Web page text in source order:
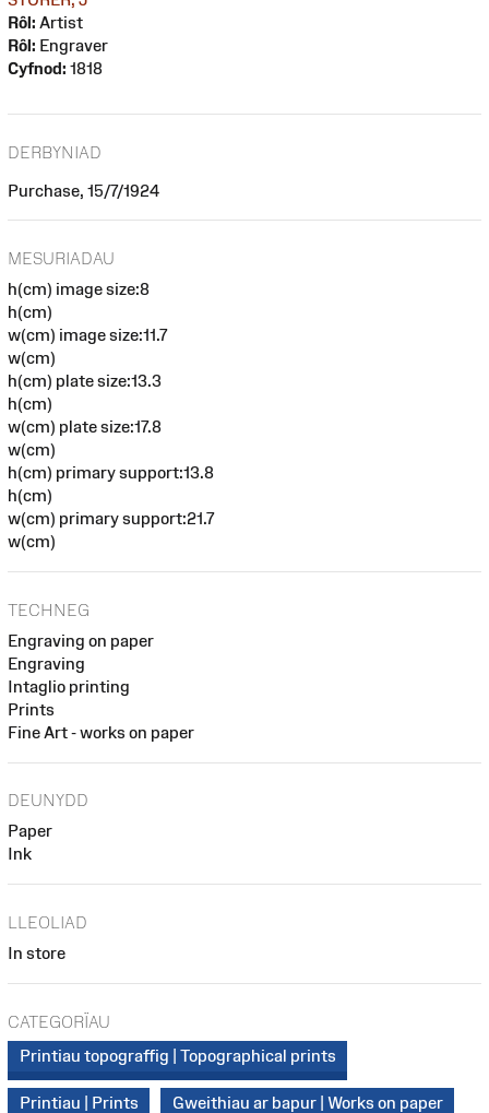
Rôl: Artist
Rôl: Engraver
Cyfnod: 1818
DERBYNIAD
Purchase, 15/7/1924
MESURIADAU
h(cm) image size:8
h(cm)
w(cm) image size:11.7
w(cm)
h(cm) plate size:13.3
h(cm)
w(cm) plate size:17.8
w(cm)
h(cm) primary support:13.8
h(cm)
w(cm) primary support:21.7
w(cm)
TECHNEG
Engraving on paper
Engraving
Intaglio printing
Prints
Fine Art - works on paper
DEUNYDD
Paper
Ink
LLEOLIAD
In store
CATEGORÏAU
Printiau topograffig | Topographical prints
Printiau | Prints Gweithiau ar bapur | Works on paper